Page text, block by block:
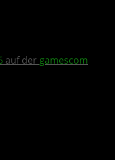
auf der gamescom